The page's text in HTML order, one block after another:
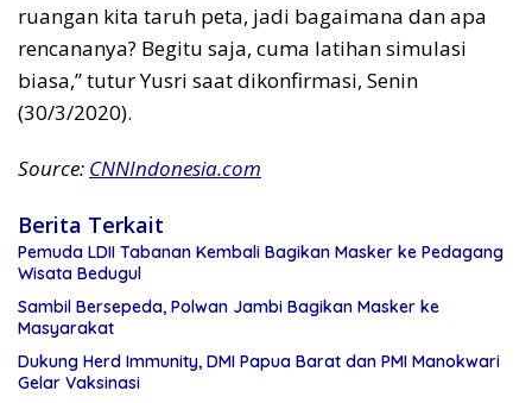
ruangan kita taruh peta, jadi bagaimana dan apa
rencananya? Begitu saja, cuma latihan simulasi
biasa,” tutur Yusri saat dikonfirmasi, Senin
(30/3/2020).
Source: CNNIndonesia.com
Berita Terkait
Pemuda LDII Tabanan Kembali Bagikan Masker ke Pedagang
Wisata Bedugul
Sambil Bersepeda, Polwan Jambi Bagikan Masker ke
Masyarakat
Dukung Herd Immunity, DMI Papua Barat dan PMI Manokwari
Gelar Vaksinasi